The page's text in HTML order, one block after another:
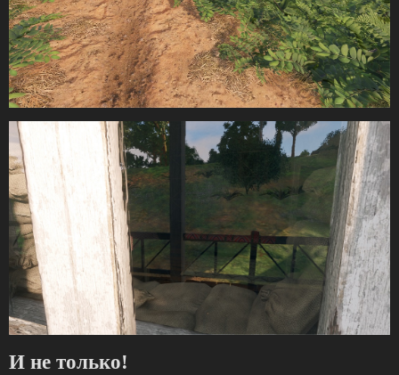
И не только!